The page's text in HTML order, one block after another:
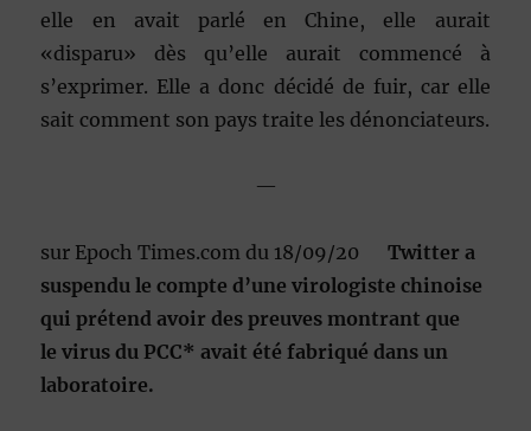
elle en avait parlé en Chine, elle aurait
«disparu» dès qu’elle aurait commencé à
s’exprimer. Elle a donc décidé de fuir, car elle
sait comment son pays traite les dénonciateurs.
—
sur Epoch Times.com du 18/09/20Twitter a
suspendu le compte d’une virologiste chinoise
qui prétend avoir des preuves montrant que
le virus du PCC* avait été fabriqué dans un
laboratoire.